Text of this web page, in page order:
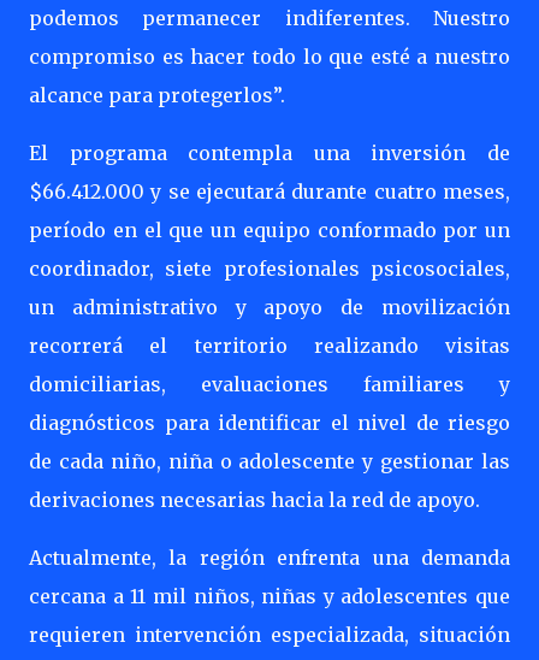
podemos permanecer indiferentes. Nuestro
compromiso es hacer todo lo que esté a nuestro
alcance para protegerlos”.
El programa contempla una inversión de
$66.412.000 y se ejecutará durante cuatro meses,
período en el que un equipo conformado por un
coordinador, siete profesionales psicosociales,
un administrativo y apoyo de movilización
recorrerá el territorio realizando visitas
domiciliarias, evaluaciones familiares y
diagnósticos para identificar el nivel de riesgo
de cada niño, niña o adolescente y gestionar las
derivaciones necesarias hacia la red de apoyo.
Actualmente, la región enfrenta una demanda
cercana a 11 mil niños, niñas y adolescentes que
requieren intervención especializada, situación